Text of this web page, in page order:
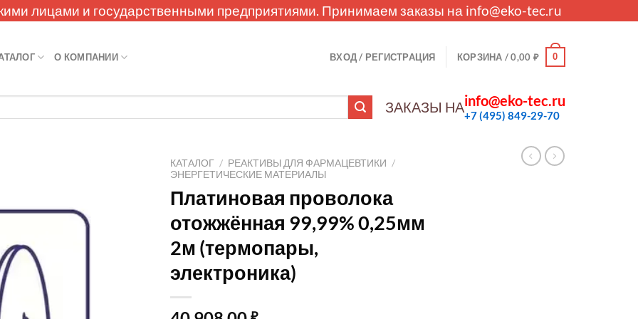
лицами и государственными предприятиями. Принимаем заказы на info@eko-tec.ru
О КОМПАНИИ ВХОД / РЕГИСТРАЦИЯ КОРЗИНА /0,00 ₽ 0
ЗАКАЗЫ НАinfo@eko-tec.ru
+7 (495) 849-29-70
КАТАЛОГ / РЕАКТИВЫ ДЛЯ ФАРМАЦЕВТИКИ /
ЭНЕРГЕТИЧЕСКИЕ МАТЕРИАЛЫ
Платиновая проволока
отожжённая 99,99% 0,25мм
2м (термопары,
электроника)